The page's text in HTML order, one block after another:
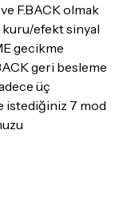
F.BACK olmak
kuru/efekt sinyal
gecikme
geri besleme
üç
istediğiniz 7 mod